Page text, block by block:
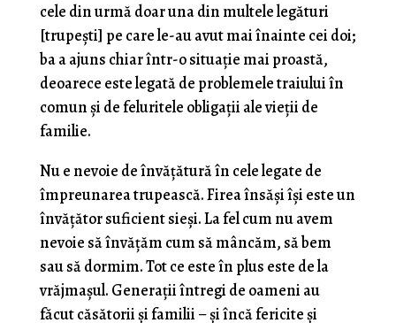
cele din urmă doar una din multele legături
[trupeşti] pe care le-au avut mai înainte cei doi;
ba a ajuns chiar într-o situaţie mai proastă,
deoarece este legată de problemele traiului în
comun şi de feluritele obligaţii ale vieţii de
familie.
Nu e nevoie de învăţătură în cele legate de
împre­unarea trupească. Firea însăşi îşi este un
învăţător sufi­cient sieşi. La fel cum nu avem
nevoie să învăţăm cum să mâncăm, să bem
sau să dormim. Tot ce este în plus este de la
vrăjmașul. Generații întregi de oameni au
făcut căsătorii și familii – și încă fericite și